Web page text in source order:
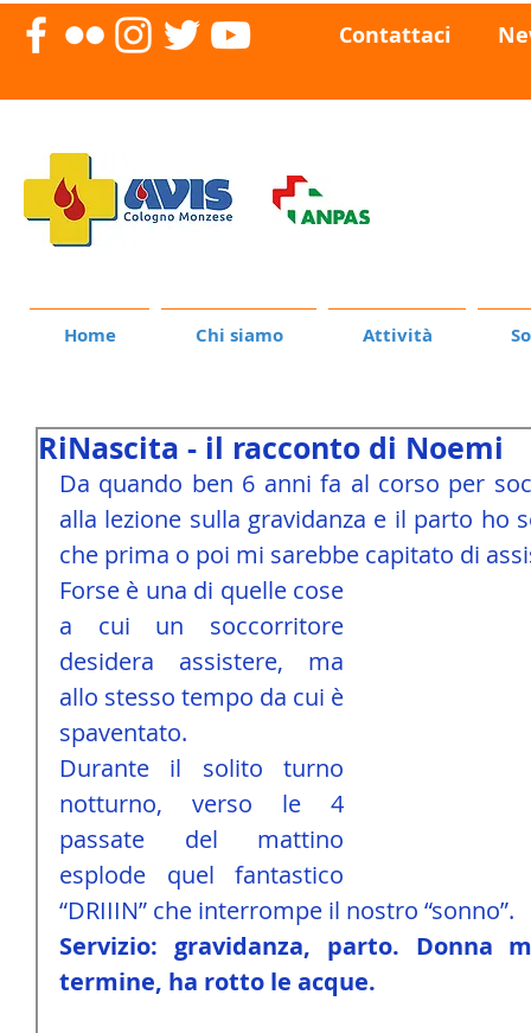
Contattaci
Home Chi siamo Attività
RiNascita - il racconto di Noemi
Da quando ben 6 anni fa al corso per
alla lezione sulla gravidanza e il parto ho
che prima o poi mi sarebbe capitato di
Forse è una di quelle cose
a cui un soccorritore
desidera assistere, ma
allo stesso tempo da cui è
spaventato.
Durante il solito turno
notturno, verso le 4
passate del mattino
esplode quel fantastico
“DRIIIN” che interrompe il nostro “sonno”.
Servizio: gravidanza, parto. Donna
termine, ha rotto le acque.